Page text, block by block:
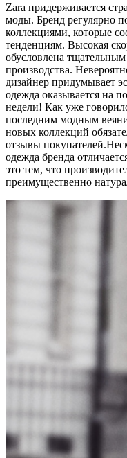
Zara придерживается
моды. Бренд регулярно
коллекциями, которые
тенденциям. Высокая
обусловлена
производства.
дизайнер придумывает
одежда оказывается на
недели! Как уже
последним модным
новых коллекций
отзывы
одежда бренда
это тем, что
преимущественно